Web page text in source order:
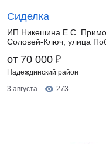
Сиделка
ИП Никешина Е.С.
Соловей-Ключ, улица
от 70 000 ₽
Надеждинский район
3 августа
273